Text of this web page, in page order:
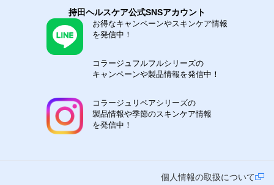
持田ヘルスケア公式SNSアカウント
お得なキャンペーンやスキンケア情報
を発信中！
コラージュフルフルシリーズの
キャンペーンや製品情報を発信中！
コラージュリペアシリーズの
製品情報や季節のスキンケア情報
を発信中！
個人情報の取扱について